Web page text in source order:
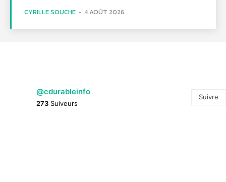
CYRILLE SOUCHE - 4 AOÛT 2026
@cdurableinfo
273 Suiveurs
Suivre